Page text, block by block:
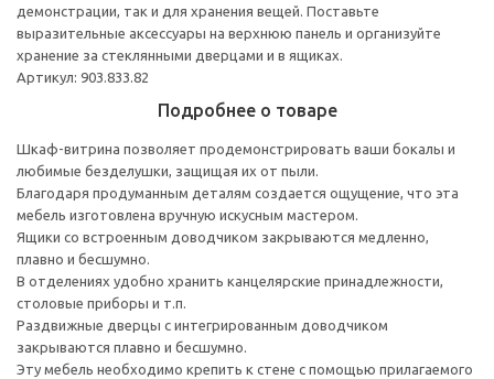
демонстрации, так и для хранения вещей. Поставьте
выразительные аксессуары на верхнюю панель и организуйте
хранение за стеклянными дверцами и в ящиках.
Артикул: 903.833.82
Подробнее о товаре
Шкаф-витрина позволяет продемонстрировать ваши бокалы и
любимые безделушки, защищая их от пыли.
Благодаря продуманным деталям создается ощущение, что эта
мебель изготовлена вручную искусным мастером.
Ящики со встроенным доводчиком закрываются медленно,
плавно и бесшумно.
В отделениях удобно хранить канцелярские принадлежности,
столовые приборы и т.п.
Раздвижные дверцы с интегрированным доводчиком
закрываются плавно и бесшумно.
Эту мебель необходимо крепить к стене с помощью прилагаемого